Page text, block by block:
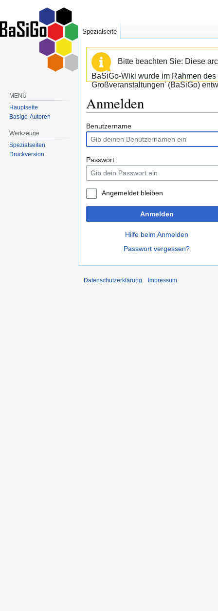
Bitte beachten Sie: Diese
BaSiGo-Wiki wurde im Rahmen
Großveranstaltungen' (BaSiGo)
Anmelden
Zur
Navigation
springen
Zur
Suche
springen
Benutzername
Passwort
Angemeldet bleiben
Anmelden
Hilfe beim Anmelden
Passwort vergessen?
Spezialseite
MENÜ
Hauptseite
Basigo-Autoren
Werkzeuge
Spezialseiten
Druckversion
Datenschutzerklärung Impressum